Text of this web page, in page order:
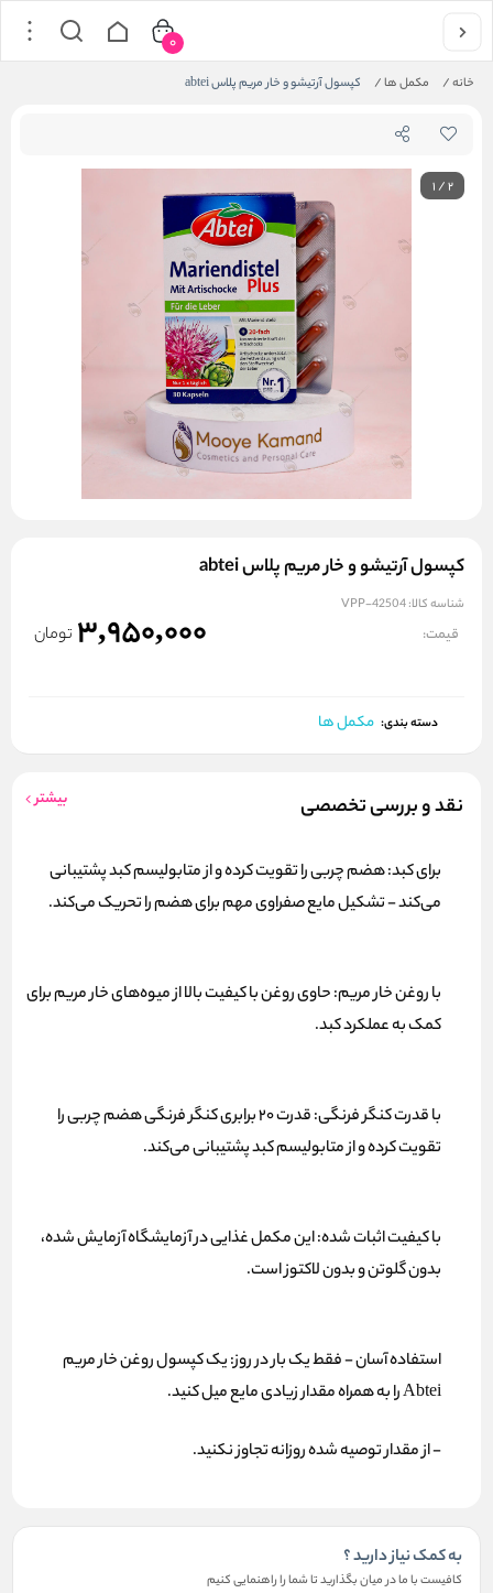
خانه/ مکمل ها/ کپسول آرتیشو و خار مریم پلاس abtei
0
1/2
کپسول آرتیشو و خار مریم پلاس abtei
شناسه کالا:VPP-42504
قیمت: 3,950,000 تومان
دسته بندی: مکمل ها
نقد و بررسی تخصصی بیشتر
برای کبد: هضم چربی را تقویت کرده و از متابولیسم کبد پشتیبانی
می‌کند - تشکیل مایع صفراوی مهم برای هضم را تحریک می‌کند.
با روغن خار مریم: حاوی روغن با کیفیت بالا از میوه‌های خار مریم برای
کمک به عملکرد کبد.
با قدرت کنگر فرنگی: قدرت 20 برابری کنگر فرنگی هضم چربی را
تقویت کرده و از متابولیسم کبد پشتیبانی می‌کند.
با کیفیت اثبات شده: این مکمل غذایی در آزمایشگاه آزمایش شده،
بدون گلوتن و بدون لاکتوز است.
استفاده آسان - فقط یک بار در روز: یک کپسول روغن خار مریم
Abtei را به همراه مقدار زیادی مایع میل کنید.
- از مقدار توصیه شده روزانه تجاوز نکنید.
به کمک نیاز دارید ؟
کافیست با ما در میان بگذارید تا شما را راهنمایی کنیم